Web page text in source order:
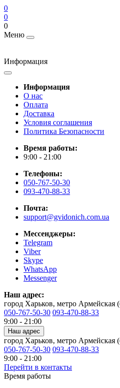
0
0
0
Меню
Информация
Информация
О нас
Оплата
Доставка
Условия соглашения
Политика Безопасности
Время работы:
9:00 - 21:00
Телефоны:
050-767-50-30
093-470-88-33
Почта:
support@gvidonich.com.ua
Мессенджеры:
Telegram
Viber
Skype
WhatsApp
Messenger
Наш адрес:
город Харьков, метро
050-767-50-30 093-470-88-33
9:00 - 21:00
Наш адрес
город Харьков, метро
050-767-50-30 093-470-88-33
9:00 - 21:00
Перейти в контакты
Время работы